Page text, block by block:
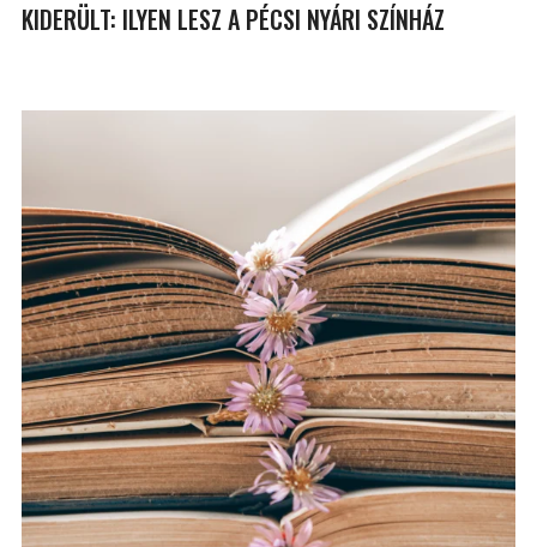
KIDERÜLT: ILYEN LESZ A PÉCSI NYÁRI SZÍNHÁZ